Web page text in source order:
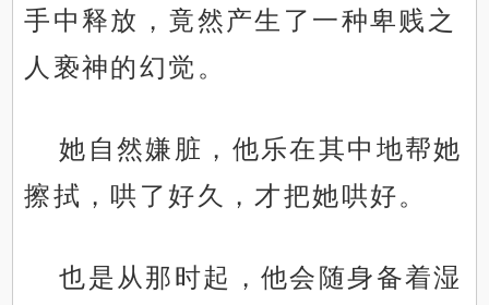
手中释放，竟然产生了一种卑贱之
人亵神的幻觉。
她自然嫌脏，他乐在其中地帮她
擦拭，哄了好久，才把她哄好。
也是从那时起，他会随身备着湿